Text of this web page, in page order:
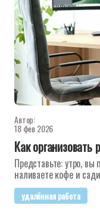
Автор:
18 фев 2026
Как
Представьте: утро, вы
наливаете кофе и
удалённая работа